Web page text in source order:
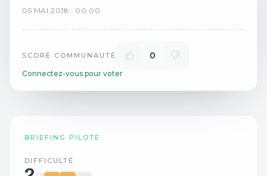
05 MAI 2018 · 00:00
SCORE COMMUNAUTÉ 0
Connectez-vous pour voter
BRIEFING PILOTE
DIFFICULTÉ